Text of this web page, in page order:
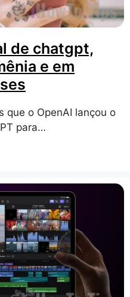
de chatgpt,
e em
que o OpenAI lançou o
para…